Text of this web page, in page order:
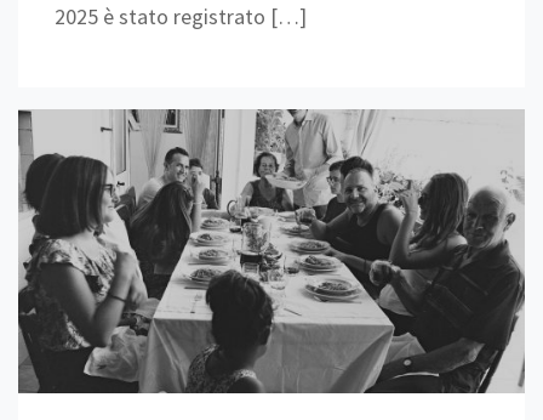
2025 è stato registrato […]